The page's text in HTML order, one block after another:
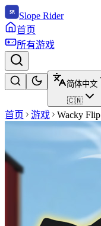
Slope Rider
首页
所有游戏
简体中文
🇨🇳
首页 游戏 Wacky Flip